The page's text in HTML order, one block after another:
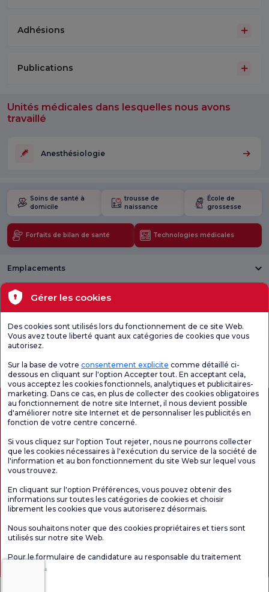
Adhésions
Publications
Unités médicales dans lesquelles nous avons
travaillé
Anesthésiologie
Soins de santé à
domicile
trousse de
naissance
École de
grossesse
Forfaits de bilan de santé Technologies médicales
Emplacements
Santé actuelle
Unités médicales
générale de
satisfaction
questionnaire de
satisfaction.
satisfaction sur
les promotions
Le contenu de cette page est fourni à titre informatif uniquement. N'hésitez pas à
consulter votre médecin pour obtenir un diagnostic et un traitement.
06.08.2026
Gérer les cookies
Des cookies sont utilisés lors du fonctionnement de ce site Web.
Vous avez toute liberté quant aux catégories de cookies que vous
autorisez.
Sur la base de votre consentement explicite comme détaillé ci-
dessous en cliquant sur l'option Accepter tout. En acceptant cela,
vous acceptez les cookies fonctionnels, analytiques et publicitaires-
marketing. Dans ce cas, en plus de collecter des cookies obligatoires
au fonctionnement de notre site Internet, il nous devient possible
d'améliorer notre site Internet et de personnaliser les publicités en
fonction de votre centre concerné.
Si vous cliquez sur l'option Tout rejeter, nous ne pourrons collecter
que les cookies nécessaires à l'exécution du service de la société de
l'information et au bon fonctionnement du site Web sur lequel vous
vous trouvez.
En cliquant sur l'option Préférences, vous pouvez obtenir des
informations sur toutes les catégories de cookies et choisir
librement les cookies que vous autoriserez désormais.
Nous souhaitons noter que des cookies propriétaires et tiers sont
utilisés sur notre site Web.
Pour le formulaire de candidature au responsable du traitement
Cliquez ici.